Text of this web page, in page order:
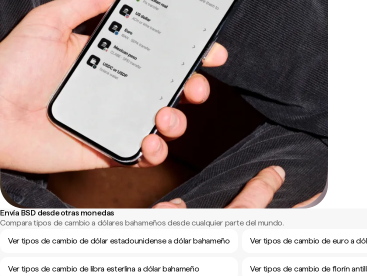
Envía BSD desde otras monedas
Compara tipos de cambio a dólares bahameños desde cualquier parte del mundo.
Ver tipos de cambio de dólar estadounidense a dólar bahameño
Ver tipos de cambio de euro a
Ver tipos de cambio de libra esterlina a dólar bahameño Ver tipos de cambio de florín